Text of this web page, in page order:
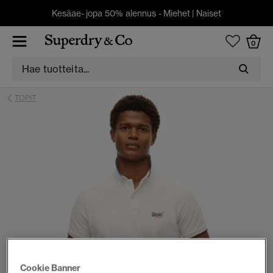
Kesäae- jopa 50% alennus - Miehet | Naiset
0
TOPIT
Cookie Banner